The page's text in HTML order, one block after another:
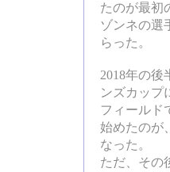
たのが最初
ゾンネの選
らった。
2018年の後
ンズカップ
フィールド
始めたのが
なった。
ただ、その